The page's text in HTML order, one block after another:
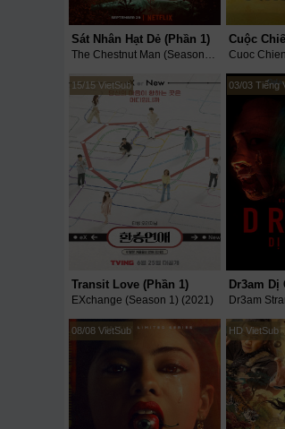
Sát Nhân Hạt Dẻ (Phần 1)
The Chestnut Man (Season 1) (2021)
Cuộc
15/15 VietSub
Transit Love (Phần 1)
EXchange (Season 1) (2021)
03/03 Tiếng
Dr3am Dị
Dr3am
08/08 VietSub HD VietSub